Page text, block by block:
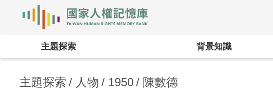
主題探索 背景知識
主題探索 人物 1950 陳數德